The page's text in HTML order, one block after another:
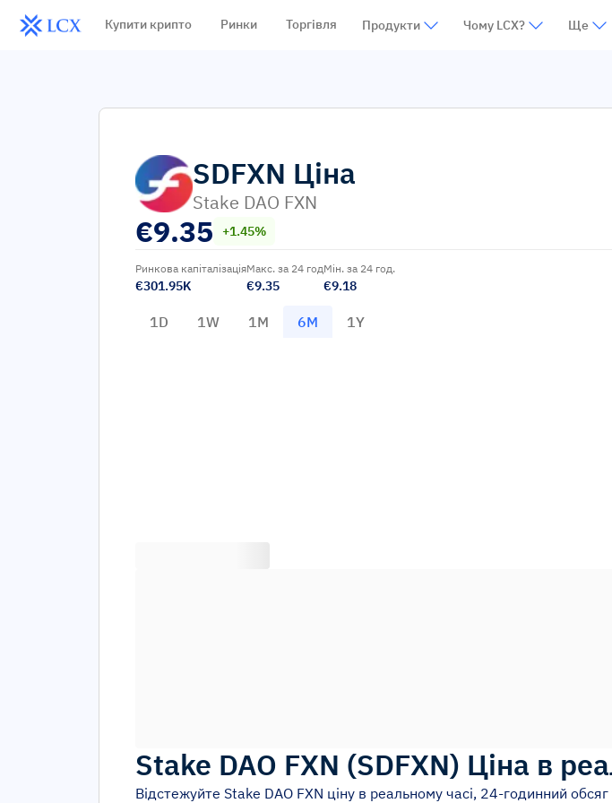
Купити крипто Ринки Торгівля Продукти Чому LCX? Ще
SDFXN Ціна
Stake DAO FXN
€9.35 +1.45%
Ринкова капіталізація
€301.95K
Макс. за 24 год
€9.35
Мін. за 24 год.
€9.18
1D 1W 1M 6M 1Y
Stake DAO FXN (SDFXN) Ціна в
Відстежуйте Stake DAO FXN ціну в реальному часі, 24-годинний обсяг